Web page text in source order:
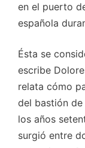
en el puerto
española
Ésta se
escribe
relata cómo
del bastión de
los años
surgió entre